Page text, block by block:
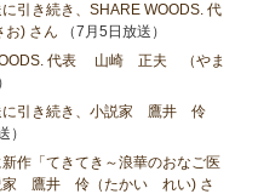
引き続き、SHARE WOODS. 代
) さん （7月5日放送）
代表 山崎 正夫 （やま
に引き続き、小説家 鷹井 伶
）
作「てきてき～浪華のおなご医
家 鷹井 伶（たかい れい) さ